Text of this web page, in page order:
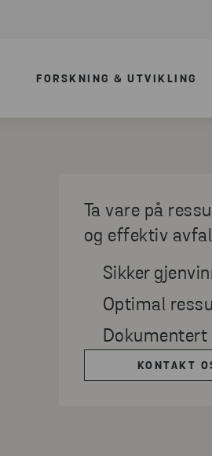
FORSKNING & UTVIKLING
Ta vare på
og effektiv
Sikker
Optimal
KONTAKT